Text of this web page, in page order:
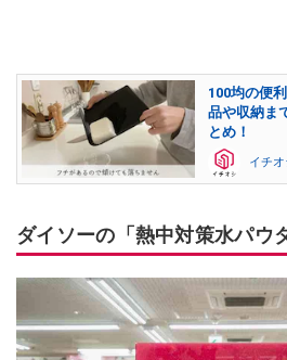
100均の便
品や収納ま
とめ！
イチ
ダイソーの「熱中対策水パウ